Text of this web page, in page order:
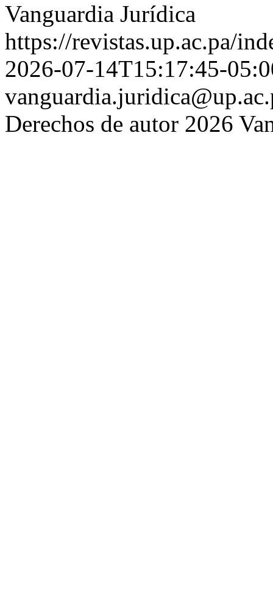
Vanguardia Jurídica
https://revistas.up.ac.pa/
2026-07-14T15:17:45-
Derechos de autor 2026